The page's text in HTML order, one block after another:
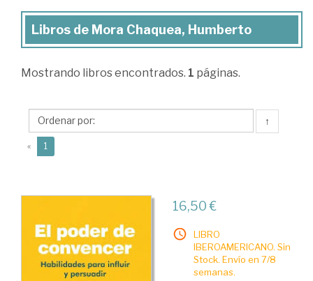
Libros
Mora
Humberto
Libros de Mora Chaquea, Humberto
Mostrando libros encontrados. 1 páginas.
↑
« 1
16,50 €
LIBRO
IBEROAMERICANO. Sin
Stock. Envío en 7/8
semanas.